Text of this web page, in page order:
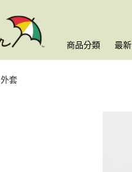
商品分類 最
外套